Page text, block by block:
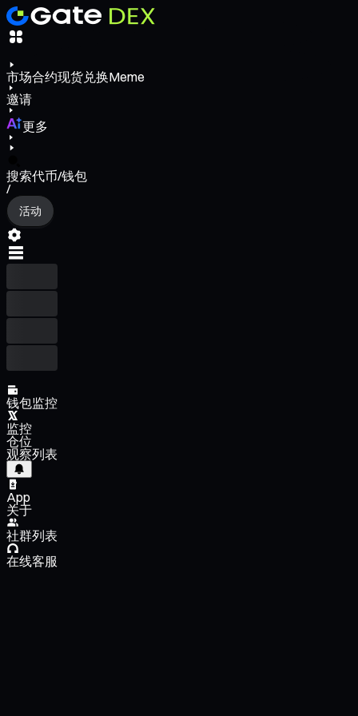
市场合约现货兑换Meme
邀请
更多
搜索代币/钱包
/
活动
钱包监控
监控
仓位
观察列表
App
关于
社群列表
在线客服